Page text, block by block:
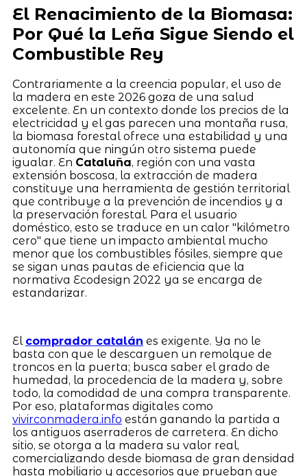
El Renacimiento de la Biomasa:
Por Qué la Leña Sigue Siendo el
Combustible Rey
Contrariamente a la creencia popular, el uso de
la madera en este 2026 goza de una salud
excelente. En un contexto donde los precios de la
electricidad y el gas parecen una montaña rusa,
la biomasa forestal ofrece una estabilidad y una
autonomía que ningún otro sistema puede
igualar. En Cataluña, región con una vasta
extensión boscosa, la extracción de madera
constituye una herramienta de gestión territorial
que contribuye a la prevención de incendios y a
la preservación forestal. Para el usuario
doméstico, esto se traduce en un calor "kilómetro
cero" que tiene un impacto ambiental mucho
menor que los combustibles fósiles, siempre que
se sigan unas pautas de eficiencia que la
normativa Ecodesign 2022 ya se encarga de
estandarizar.
El comprador catalán es exigente. Ya no le
basta con que le descarguen un remolque de
troncos en la puerta; busca saber el grado de
humedad, la procedencia de la madera y, sobre
todo, la comodidad de una compra transparente.
Por eso, plataformas digitales como
vivirconmadera.info están ganando la partida a
los antiguos aserraderos de carretera. En dicho
sitio, se otorga a la madera su valor real,
comercializando desde biomasa de gran densidad
hasta mobiliario y accesorios que prueban que